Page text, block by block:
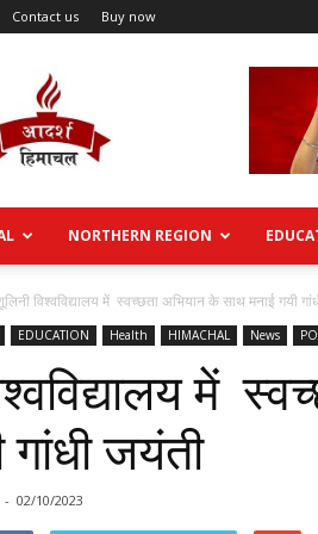
Contact us Buy now
NORTHERN REGION
विश्वविद्यालय में स्वच्छता अभियान के साथ मनाई गयी
EDUCATION Health HIMACHAL News
में
गांधी जयंती
- 02/10/2023